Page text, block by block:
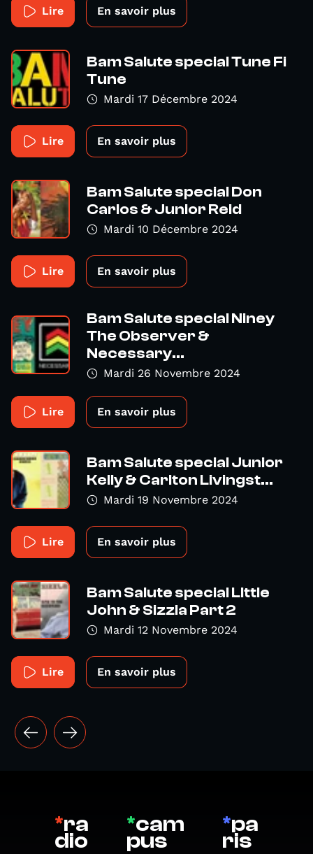
Lire En savoir plus
Bam Salute special Tune Fi
Tune
Mardi 17 Décembre 2024
Lire En savoir plus
Bam Salute special Don
Carlos & Junior Reid
Mardi 10 Décembre 2024
Lire En savoir plus
Bam Salute special Niney
The Observer &
Necessary...
Mardi 26 Novembre 2024
Lire En savoir plus
Bam Salute special Junior
Kelly & Carlton Livingst...
Mardi 19 Novembre 2024
Lire En savoir plus
Bam Salute special LIttle
John & Sizzla Part 2
Mardi 12 Novembre 2024
Lire En savoir plus
*ra
dio
*cam
pus
*pa
ris